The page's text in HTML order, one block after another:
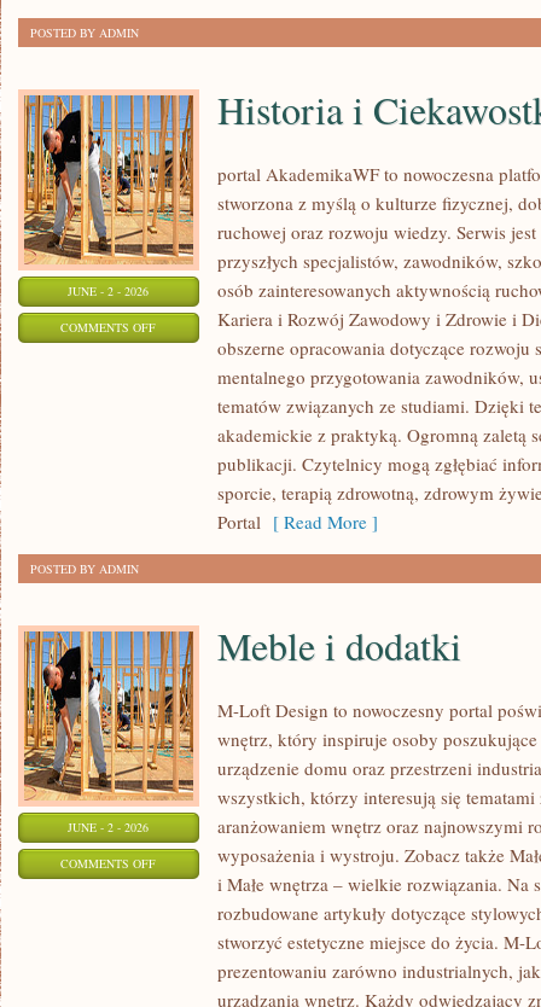
POSTED BY ADMIN
JUNE - 2 - 2026
COMMENTS OFFON
CIEKAWOSTKI
Historia i
portal AkademikaWF to nowoczesna
stworzona z myślą o kulturze fizycznej,
ruchowej oraz rozwoju wiedzy. Serwis
przyszłych specjalistów, zawodników,
osób zainteresowanych aktywnością
Kariera i Rozwój Zawodowy i Zdrowie i
obszerne opracowania dotyczące rozwoju
mentalnego przygotowania zawodników,
tematów związanych ze studiami. Dzięki
akademickie z praktyką. Ogromną zaletą
publikacji. Czytelnicy mogą zgłębiać
sporcie, terapią zdrowotną, zdrowym
Portal [ Read More ]
POSTED BY ADMIN
JUNE - 2 - 2026
COMMENTS OFFON
Meble i dodatki
M-Loft Design to nowoczesny portal
wnętrz, który inspiruje osoby
urządzenie domu oraz przestrzeni
wszystkich, którzy interesują się
aranżowaniem wnętrz oraz najnowszymi
wyposażenia i wystroju. Zobacz także
i Małe wnętrza – wielkie rozwiązania. Na
rozbudowane artykuły dotyczące
stworzyć estetyczne miejsce do życia. M-
prezentowaniu zarówno industrialnych,
urządzania wnętrz. Każdy odwiedzający